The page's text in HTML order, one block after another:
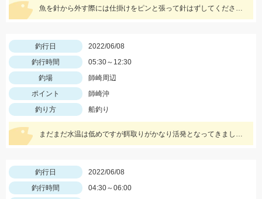
魚を針から外す際には仕掛けをピンと張って針はずしてください。魚が暴れて仕掛けが絡まります。
釣行日
2022/06/08
釣行時間
05:30～12:30
釣場
師崎周辺
ポイント
師崎沖
釣り方
船釣り
まだまだ水温は低めですが餌取りがかなり活発となってきましたので こまめな餌の点検も重要ですよッ(^-^)
釣行日
2022/06/08
釣行時間
04:30～06:00